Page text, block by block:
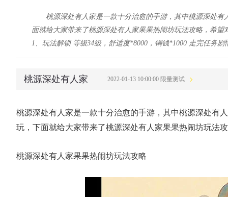
桃源深处有人家是一款十分治愈的手游，其中桃源深处
面就给大家带来了桃源深处有人家果果热闹坊玩法攻略，希
1、玩法解锁 等级34级，舒适度*8000，铜钱*1000 走完任务剧
桃源深处有人家 2022-01-13 10:00:00 限量测试
桃源深处有人家是一款十分治愈的手游，其中桃源深处有
玩，下面就给大家带来了桃源深处有人家果果热闹坊玩法
桃源深处有人家果果热闹坊玩法攻略